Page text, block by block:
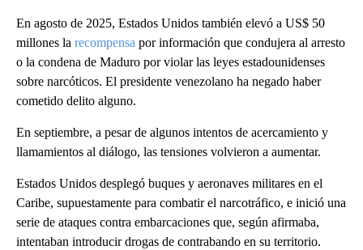
En agosto de 2025, Estados Unidos también elevó a US$ 50
millones la recompensa por información que condujera al arresto
o la condena de Maduro por violar las leyes estadounidenses
sobre narcóticos. El presidente venezolano ha negado haber
cometido delito alguno.
En septiembre, a pesar de algunos intentos de acercamiento y
llamamientos al diálogo, las tensiones volvieron a aumentar.
Estados Unidos desplegó buques y aeronaves militares en el
Caribe, supuestamente para combatir el narcotráfico, e inició una
serie de ataques contra embarcaciones que, según afirmaba,
intentaban introducir drogas de contrabando en su territorio.